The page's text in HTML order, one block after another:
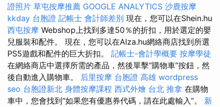
證照片 草屯按摩推薦 GOOGLE ANALYTICS 沙鹿按摩
kkday 台胞證 記帳士 會計師差別 現在，您可以在Shein.hu
西屯按摩 Webshop上找到多達50％的折扣，用於選定的嬰
兒服裝和配件。 現在，您可以在Alza.hu網絡商店找到所選
PS5遊戲和配件的巨大折扣。 記帳士-會計學概要 按摩學徒
在網絡商店中選擇所需的產品，然後單擊“購物車”按鈕，然
後自動進入購物車。 后里按摩 台胞證 高雄 wordpress
seo 台胞證新北 身體按摩課程 西式外燴 台北 推拿 在購物
車中，您會找到“如果您有優惠券代碼，請在此處輸入”。 新